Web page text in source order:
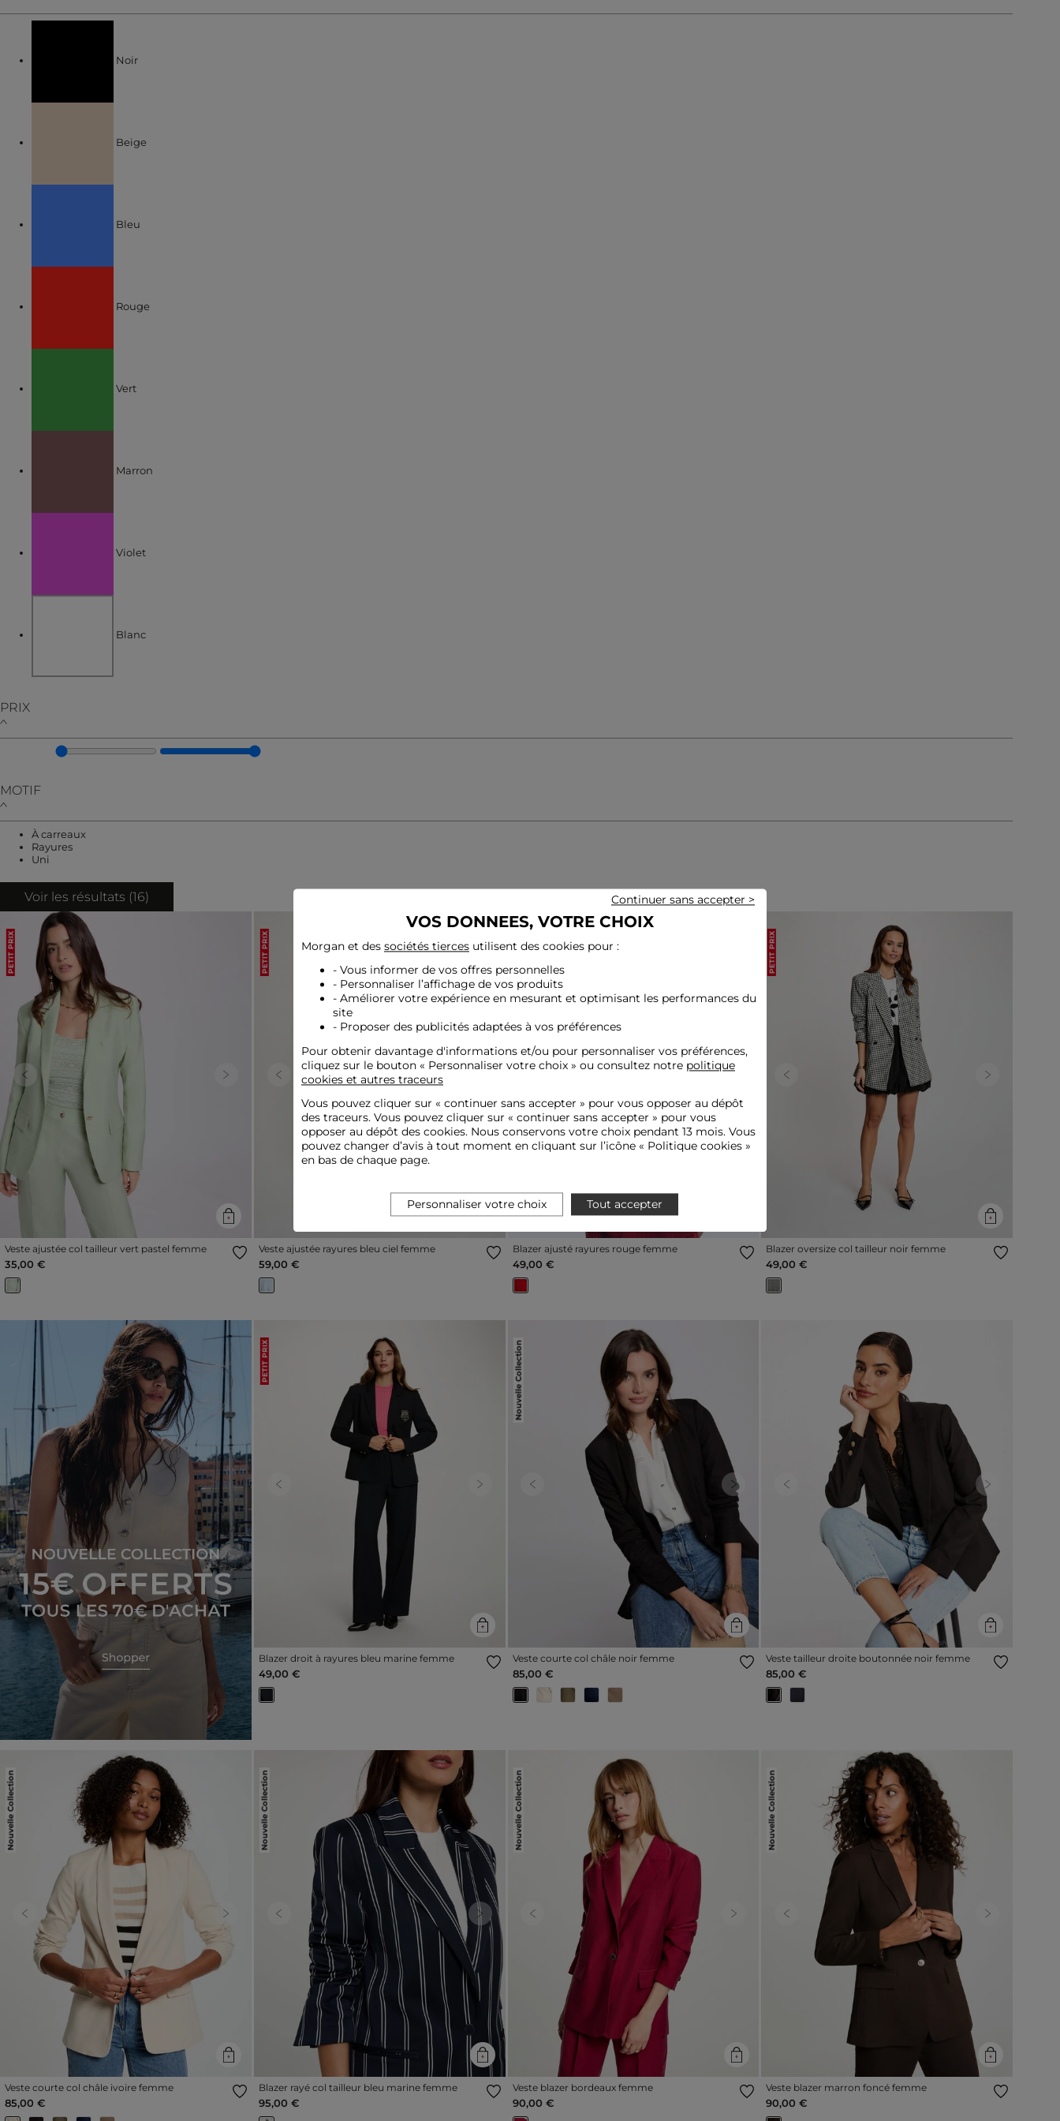
Noir
Beige
Bleu
Rouge
Vert
Marron
Violet
Blanc
PRIX
MOTIF
À carreaux
RayuresAffiner par MOTIF : Rayures
Uni
Voir les résultats (16)
PETIT PRIX
Previous Next
Veste ajustée col tailleur vert pastel femme
35,00 €
PETIT PRIX
Previous
Veste ajustée rayures bleu ciel femme
59,00 €
PETIT PRIX
Blazer ajusté rayures rouge femme
49,00 €
PETIT PRIX
Previous Next
Blazer oversize col tailleur noir femme
49,00 €
PETIT PRIX
Previous Next
Blazer droit à rayures bleu marine femme
49,00 €
Nouvelle Collection
Previous Next
Veste courte col châle noir femme
85,00 €
Previous Next
Veste tailleur droite boutonnée noir femme
85,00 €
Nouvelle Collection
Previous Next
Veste courte col châle ivoire femme
85,00 €
Nouvelle Collection
Previous Next
Blazer rayé col tailleur bleu marine femme
95,00 €
Nouvelle Collection
Previous Next
Veste blazer bordeaux femme
90,00 €
Nouvelle Collection
Previous Next
Veste blazer marron foncé femme
90,00 €
VOS DONNEES, VOTRE CHOIX
Morgan et des sociétés tierces utilisent des cookies pour :
- Vous informer de vos offres personnelles
- Personnaliser l’affichage de vos produits
- Améliorer votre expérience en mesurant et optimisant les performances du
site
- Proposer des publicités adaptées à vos préférences
Pour obtenir davantage d'informations et/ou pour personnaliser vos préférences,
cliquez sur le bouton « Personnaliser votre choix » ou consultez notre politique
cookies et autres traceurs
Vous pouvez cliquer sur « continuer sans accepter » pour vous opposer au dépôt
des traceurs. Vous pouvez cliquer sur « continuer sans accepter » pour vous
opposer au dépôt des cookies. Nous conservons votre choix pendant 13 mois. Vous
pouvez changer d’avis à tout moment en cliquant sur l’icône « Politique cookies »
en bas de chaque page.
Personnaliser votre choix
Continuer sans accepter >
Tout accepter